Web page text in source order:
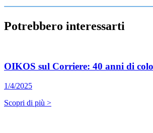
Potrebbero interessarti
OIKOS sul Corriere: 40 anni di
1/4/2025
Scopri di più >